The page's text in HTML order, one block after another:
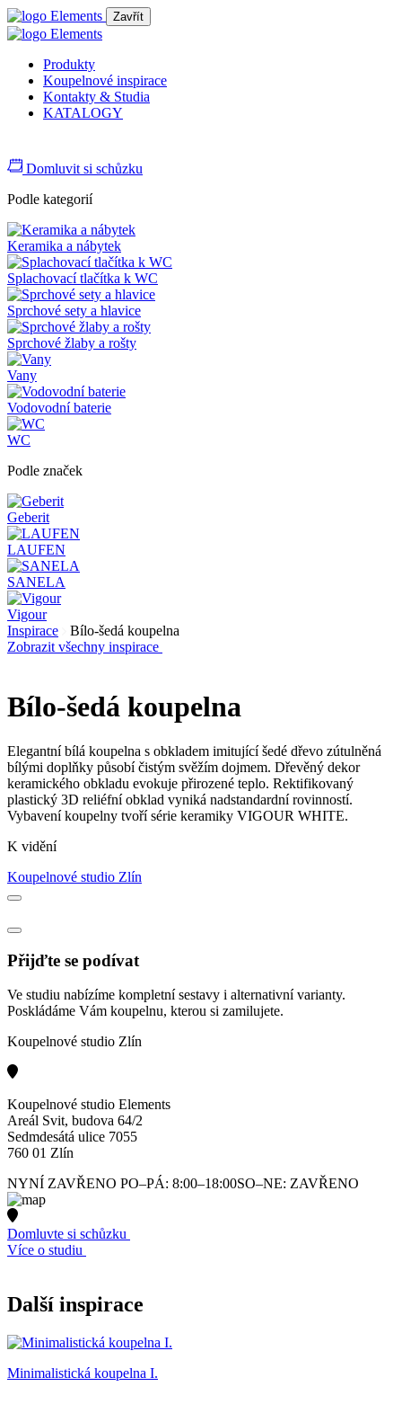
Zavřít
Produkty
Koupelnové inspirace
Kontakty & Studia
KATALOGY
Domluvit si schůzku
Podle kategorií
Keramika a nábytek
Splachovací tlačítka k WC
Sprchové sety a hlavice
Sprchové žlaby a rošty
Vany
Vodovodní baterie
WC
Podle značek
Geberit
LAUFEN
SANELA
Vigour
Inspirace
Bílo-šedá koupelna
Zobrazit všechny inspirace
Bílo-šedá koupelna
Elegantní bílá koupelna s obkladem imitující šedé dřevo zútulněná
bílými doplňky působí čistým svěžím dojmem. Dřevěný dekor
keramického obkladu evokuje přirozené teplo. Rektifikovaný
plastický 3D reliéfní obklad vyniká nadstandardní rovinností.
Vybavení koupelny tvoří série keramiky VIGOUR WHITE.
K vidění
Koupelnové studio Zlín
Přijďte se podívat
Ve studiu nabízíme kompletní sestavy i alternativní varianty.
Poskládáme Vám koupelnu, kterou si zamilujete.
Koupelnové studio Zlín
Koupelnové studio Elements
Areál Svit, budova 64/2
Sedmdesátá ulice 7055
760 01 Zlín
NYNÍ ZAVŘENO PO–PÁ: 8:00–18:00SO–NE: ZAVŘENO
Domluvte si schůzku
Více o studiu
Další inspirace
Minimalistická koupelna I.